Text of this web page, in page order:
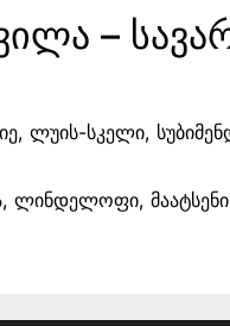
–
ლუის-სკელი,
ლინდელოფი,